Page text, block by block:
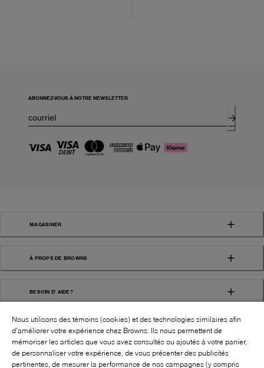
ABONNEZ-VOUS À NOTRE NEWSLETTER
MAGASINER
À PROPS DE BROWNS
BESOIN D' AIDE?
Nous utilisons des témoins (cookies) et des technologies similaires afin
d’améliorer votre expérience chez Browns. Ils nous permettent de
mémoriser les articles que vous avez consultés ou ajoutés à votre panier,
de personnaliser votre expérience, de vous présenter des publicités
pertinentes, de mesurer la performance de nos campagnes (y compris